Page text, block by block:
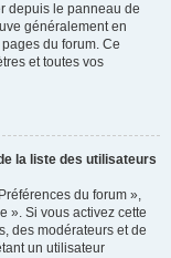
depuis le panneau de
généralement en
du forum. Ce
et toutes vos
la liste des utilisateurs
du forum »,
». Si vous activez cette
des modérateurs et de
un utilisateur